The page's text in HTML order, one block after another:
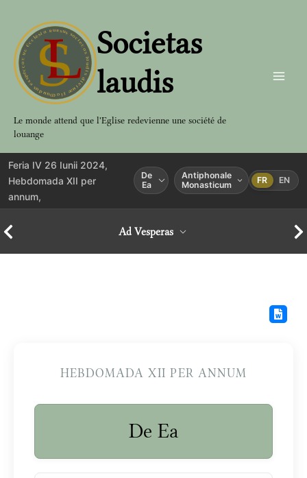
contenu
Societas
laudis
Le monde attend que l'Eglise redevienne une société de
louange
Feria IV 26 Iunii 2024,
Hebdomada XII per
annum,
De
Ea
Antiphonale
Monasticum
FR EN
Ad Vesperas
HEBDOMADA XII PER ANNUM
De Ea